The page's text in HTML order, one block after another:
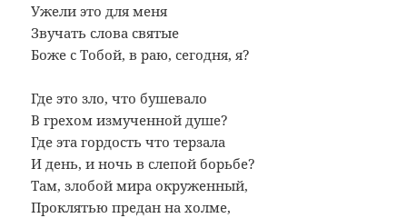
Ужели это для меня
Звучать слова святые
Боже с Тобой, в раю, сегодня, я?
Где это зло, что бушевало
В грехом измученной душе?
Где эта гордость что терзала
И день, и ночь в слепой борьбе?
Там, злобой мира окруженный,
Проклятью предан на холме,